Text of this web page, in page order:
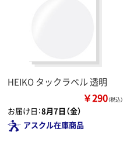
HEIKO タックラベル 透明
￥290（税込）
お届け日：8月7日（金）
アスクル在庫商品